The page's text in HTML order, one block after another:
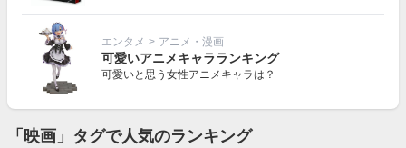
エンタメ > アニメ・漫画
可愛いアニメキャラランキング
可愛いと思う女性アニメキャラは？
「映画」タグで人気のランキング